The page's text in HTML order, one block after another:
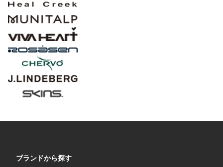
ブランドから探す